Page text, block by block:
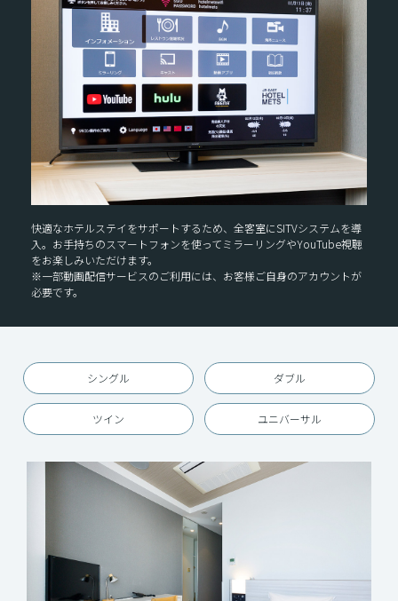
快適なホテルステイをサポートするため、全客室にSITVシステムを導
入。お手持ちのスマートフォンを使ってミラーリングやYouTube視聴
をお楽しみいただけます。
※一部動画配信サービスのご利用には、お客様ご自身のアカウントが
必要です。
シングル ダブル
ツイン ユニバーサル